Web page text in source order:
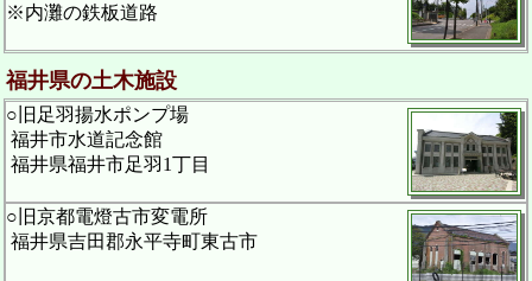
※内灘の鉄板道路
福井県の土木施設
○旧足羽揚水ポンプ場
福井市水道記念館
福井県福井市足羽1丁目
○旧京都電燈古市変電所
福井県吉田郡永平寺町東古市